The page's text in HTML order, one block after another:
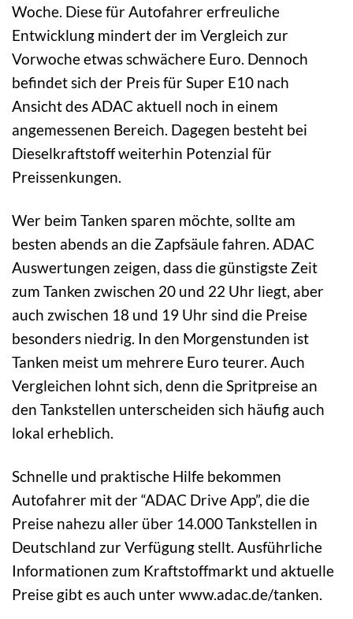
Woche. Diese für Autofahrer erfreuliche
Entwicklung mindert der im Vergleich zur
Vorwoche etwas schwächere Euro. Dennoch
befindet sich der Preis für Super E10 nach
Ansicht des ADAC aktuell noch in einem
angemessenen Bereich. Dagegen besteht bei
Dieselkraftstoff weiterhin Potenzial für
Preissenkungen.
Wer beim Tanken sparen möchte, sollte am
besten abends an die Zapfsäule fahren. ADAC
Auswertungen zeigen, dass die günstigste Zeit
zum Tanken zwischen 20 und 22 Uhr liegt, aber
auch zwischen 18 und 19 Uhr sind die Preise
besonders niedrig. In den Morgenstunden ist
Tanken meist um mehrere Euro teurer. Auch
Vergleichen lohnt sich, denn die Spritpreise an
den Tankstellen unterscheiden sich häufig auch
lokal erheblich.
Schnelle und praktische Hilfe bekommen
Autofahrer mit der “ADAC Drive App”, die die
Preise nahezu aller über 14.000 Tankstellen in
Deutschland zur Verfügung stellt. Ausführliche
Informationen zum Kraftstoffmarkt und aktuelle
Preise gibt es auch unter www.adac.de/tanken.